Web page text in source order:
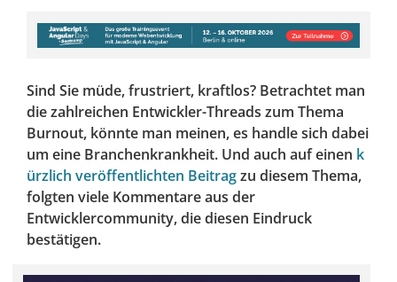
Sind Sie müde, frustriert, kraftlos? Betrachtet man
die zahlreichen Entwickler-Threads zum Thema
Burnout, könnte man meinen, es handle sich dabei
um eine Branchenkrankheit. Und auch auf einen k
ürzlich veröffentlichten Beitragzu diesem Thema,
folgten viele Kommentare aus der
Entwicklercommunity, die diesen Eindruck
bestätigen.